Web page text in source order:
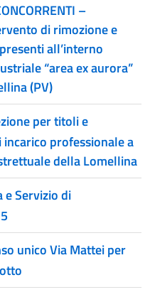
–
di rimozione e
all’interno
“area ex aurora”
(PV)
per titoli e
professionale a
della Lomellina
e Servizio di
unico Via Mattei per